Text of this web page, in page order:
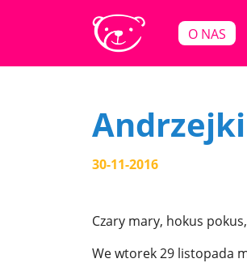
O NAS
Andrzejki
30-11-2016
Czary mary, hokus
We wtorek 29 listopada